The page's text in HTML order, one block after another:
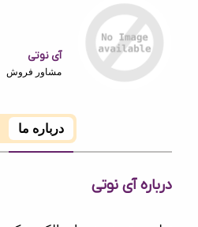
آی نوتی
مشاور فروش
محصولات
آی نوتی